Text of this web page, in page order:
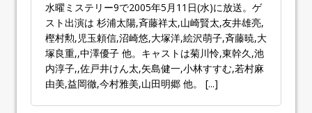
水曜ミステリー9で2005年5月11日(水)に放送。ゲ
スト出演は 杉浦太陽,斉藤祥太,山崎賢太,友井雄亮,
樫村勲,児玉頼信,沼崎悠,大塚洋,絵沢萌子,斉藤暁,大
塚良重,,中澤優子 他。キャストは菊川怜,東幹久,池
内淳子,,佐戸井けん太,矢島健一,小林すすむ,若村麻
由美,益岡徹,今村雅美,山田明郷 他。 [...]